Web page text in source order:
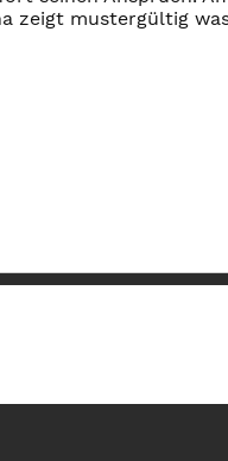
zeigt mustergültig